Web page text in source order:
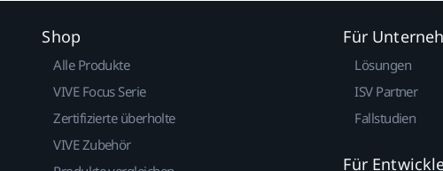
Shop
Alle Produkte
VIVE Focus Serie
Zertifizierte überholte
VIVE Zubehör
Für
Lösungen
ISV Partner
Fallstudien
Für